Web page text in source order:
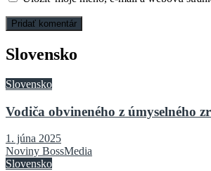
Slovensko
Slovensko
Vodiča obvineného z úmyselného
1. júna 2025
Noviny BossMedia
Slovensko